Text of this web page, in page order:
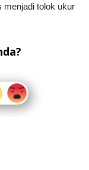
menjadi tolok ukur